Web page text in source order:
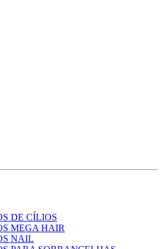
DE CÍLIOS
MEGA HAIR
NAIL